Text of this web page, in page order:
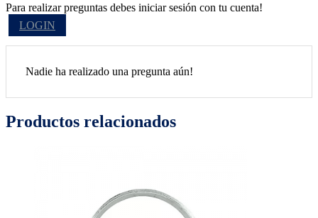
Para realizar preguntas debes iniciar sesión con tu cuenta!
LOGIN
Nadie ha realizado una pregunta aún!
Productos relacionados